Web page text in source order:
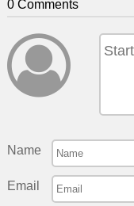
0 Comments
Name
Email